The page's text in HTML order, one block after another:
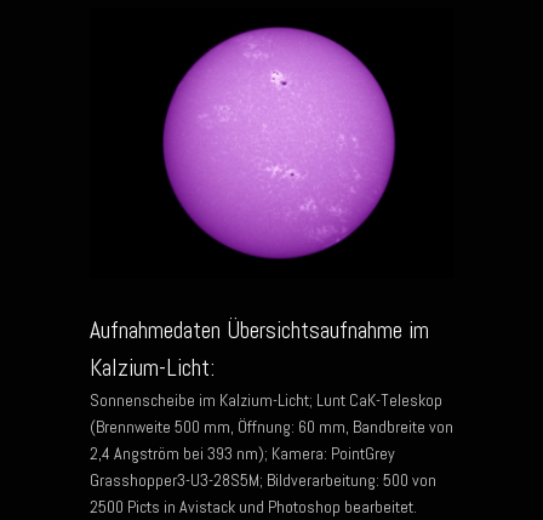
Aufnahmedaten Übersichtsaufnahme im
Kalzium-Licht:
Sonnenscheibe im Kalzium-Licht; Lunt CaK-Teleskop
(Brennweite 500 mm, Öffnung: 60 mm, Bandbreite von
2,4 Angström bei 393 nm); Kamera: PointGrey
Grasshopper3-U3-28S5M; Bildverarbeitung: 500 von
2500 Picts in Avistack und Photoshop bearbeitet.